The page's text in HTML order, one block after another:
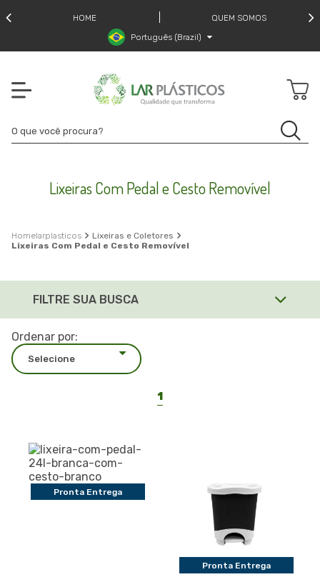
HOME
QUEM SOMOS
Português (Brazil)
Lixeiras Com Pedal e Cesto Removível
larplasticos
Lixeiras e Coletores
Lixeiras Com Pedal e Cesto Removível
FILTRE SUA BUSCA
Ordenar por:
1
Pronta Entrega
Pronta Entrega